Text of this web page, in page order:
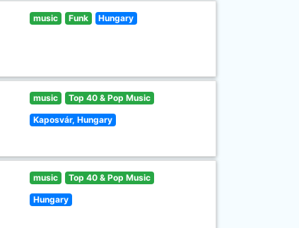
music Funk Hungary
music Top 40 & Pop Music
Kaposvár, Hungary
music Top 40 & Pop Music
Hungary